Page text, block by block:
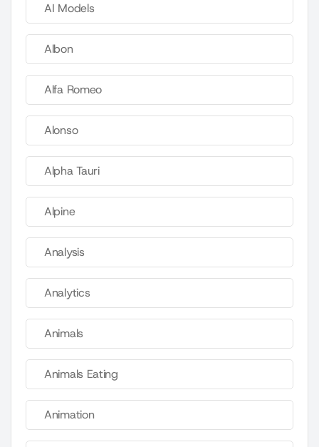
AI Models
Albon
Alfa Romeo
Alonso
Alpha Tauri
Alpine
Analysis
Analytics
Animals
Animals Eating
Animation